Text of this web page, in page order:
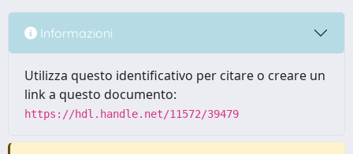
Informazioni
Utilizza questo identificativo per citare o creare un
link a questo documento:
https://hdl.handle.net/11572/39479